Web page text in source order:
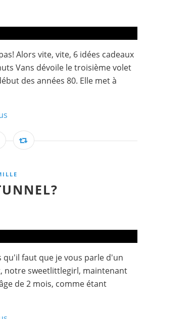
Alors vite, vite, 6 idées cadeaux
Vans dévoile le troisième volet
des années 80. Elle met à
qu'il faut que je vous parle d'un
notre sweetlittlegirl, maintenant
de 2 mois, comme étant